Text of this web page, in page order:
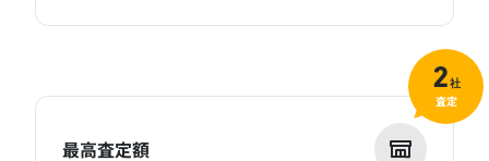
最高査定額
2社
査定